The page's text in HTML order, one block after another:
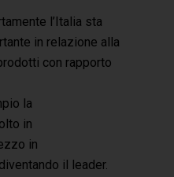
l’Italia sta
in relazione alla
con rapporto
la
in
in
il leader.